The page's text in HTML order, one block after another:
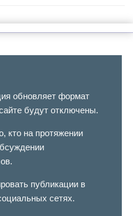
обновляет формат
будут отключены.
кто на протяжении
публикации в
сетях.